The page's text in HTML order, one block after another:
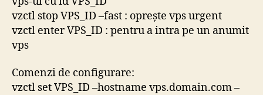
vzctl stop VPS_ID –fast : oprește vps urgent
vzctl enter VPS_ID : pentru a intra pe un anumit
vps
Comenzi de configurare:
vzctl set VPS_ID –hostname vps.domain.com –